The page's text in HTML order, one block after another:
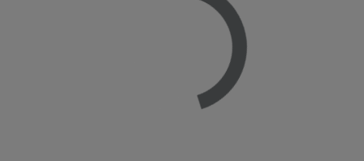
Loading...